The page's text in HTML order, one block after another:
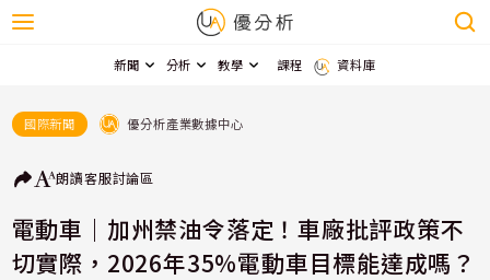
新聞 分析 教學 課程 資料庫
國際新聞 優分析產業數據中心
朗讀客服討論區
電動車｜加州禁油令落定！車廠批評政策不
切實際，2026年35%電動車目標能達成嗎？